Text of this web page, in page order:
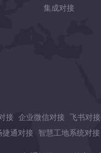
集成对接
接 企业微信对接 飞书对接
捷通对接 智慧工地系统对接